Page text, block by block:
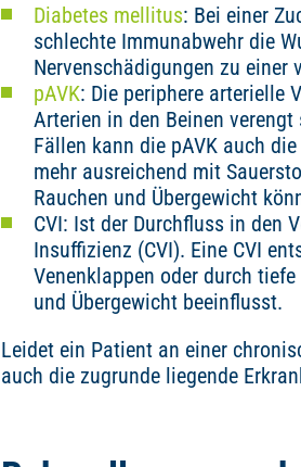
Diabetes mellitus: Bei einer
schlechte Immunabwehr die
Nervenschädigungen zu einer
pAVK: Die periphere arterielle
Arterien in den Beinen
Fällen kann die pAVK auch
mehr ausreichend mit
Rauchen und Übergewicht
CVI: Ist der Durchfluss in den
Insuffizienz (CVI). Eine CVI
Venenklappen oder durch
und Übergewicht beeinflusst.
Leidet ein Patient an einer
auch die zugrunde liegende